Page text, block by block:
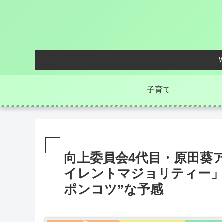
子育て
向上委員会4代目・原田葵
イレントマジョリティー
ポンコツ”な予感